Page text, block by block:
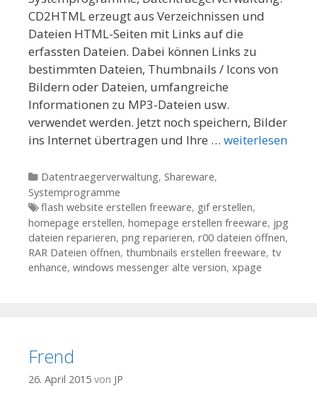
CD2HTML erzeugt aus Verzeichnissen und
Dateien HTML-Seiten mit Links auf die
erfassten Dateien. Dabei können Links zu
bestimmten Dateien, Thumbnails / Icons von
Bildern oder Dateien, umfangreiche
Informationen zu MP3-Dateien usw.
verwendet werden. Jetzt noch speichern, Bilder
ins Internet übertragen und Ihre … weiterlesen
Kategorien
Datentraegerverwaltung, Shareware,
Systemprogramme
Tags
flash website erstellen freeware, gif erstellen,
homepage erstellen, homepage erstellen freeware, jpg
dateien reparieren, png reparieren, r00 dateien öffnen,
RAR Dateien öffnen, thumbnails erstellen freeware, tv
enhance, windows messenger alte version, xpage
Frend
26. April 2015 von JP